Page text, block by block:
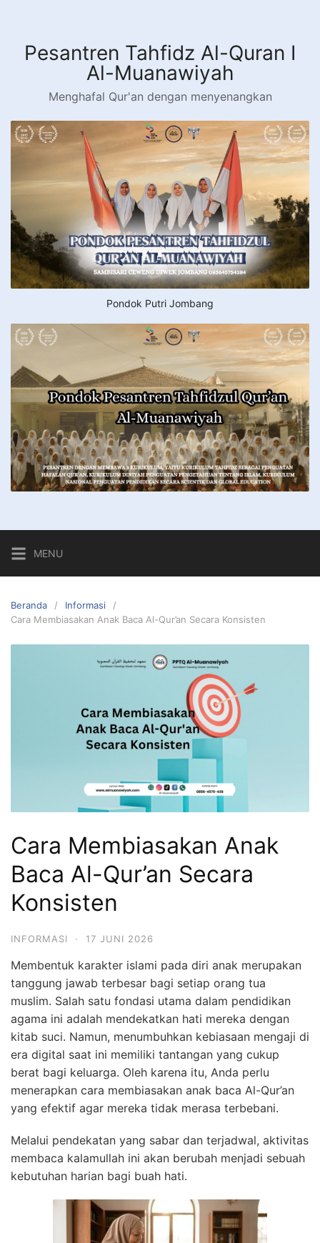
kontenPesantren Tahfidz Al-Quran I
Al-Muanawiyah
Menghafal Qur'an dengan menyenangkan
Pondok Putri Jombang
MENU
Beranda
Informasi
Cara Membiasakan Anak Baca Al-Qur’an Secara Konsisten
Cara Membiasakan Anak
Baca Al-Qur’an Secara
Konsisten
INFORMASI · 17 JUNI 2026
Membentuk karakter islami pada diri anak merupakan
tanggung jawab terbesar bagi setiap orang tua
muslim. Salah satu fondasi utama dalam pendidikan
agama ini adalah mendekatkan hati mereka dengan
kitab suci. Namun, menumbuhkan kebiasaan mengaji di
era digital saat ini memiliki tantangan yang cukup
berat bagi keluarga. Oleh karena itu, Anda perlu
menerapkan cara membiasakan anak baca Al-Qur’an
yang efektif agar mereka tidak merasa terbebani.
Melalui pendekatan yang sabar dan terjadwal, aktivitas
membaca kalamullah ini akan berubah menjadi sebuah
kebutuhan harian bagi buah hati.